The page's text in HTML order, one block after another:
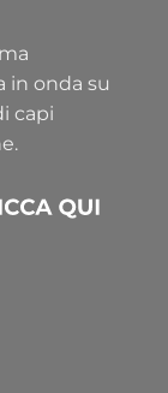
in onda su
capi